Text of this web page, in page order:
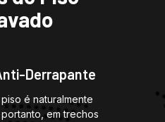
Derrapante
é naturalmente
em trechos